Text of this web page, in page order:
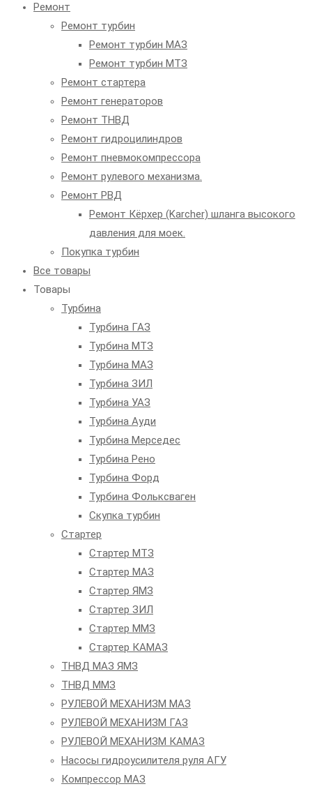
Ремонт
Ремонт турбин
Ремонт турбин МАЗ
Ремонт турбин МТЗ
Ремонт стартера
Ремонт генераторов
Ремонт ТНВД
Ремонт гидроцилиндров
Ремонт пневмокомпрессора
Ремонт рулевого механизма.
Ремонт РВД
Ремонт Кёрхер (Karcher) шланга высокого
давления для моек.
Покупка турбин
Все товары
Товары
Турбина
Турбина ГАЗ
Турбина МТЗ
Турбина МАЗ
Турбина ЗИЛ
Турбина УАЗ
Турбина Ауди
Турбина Мерседес
Турбина Рено
Турбина Форд
Турбина Фольксваген
Скупка турбин
Стартер
Стартер МТЗ
Стартер МАЗ
Стартер ЯМЗ
Стартер ЗИЛ
Стартер ММЗ
Стартер КАМАЗ
ТНВД МАЗ ЯМЗ
ТНВД ММЗ
РУЛЕВОЙ МЕХАНИЗМ МАЗ
РУЛЕВОЙ МЕХАНИЗМ ГАЗ
РУЛЕВОЙ МЕХАНИЗМ КАМАЗ
Насосы гидроусилителя руля АГУ
Компрессор МАЗ